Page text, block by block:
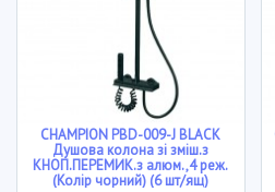
CHAMPION PBD-009-J BLACK
Душова колона зі зміш.з
КНОП.ПЕРЕМИК.з алюм.,4 реж.
(Колір чорний) (6 шт/ящ)